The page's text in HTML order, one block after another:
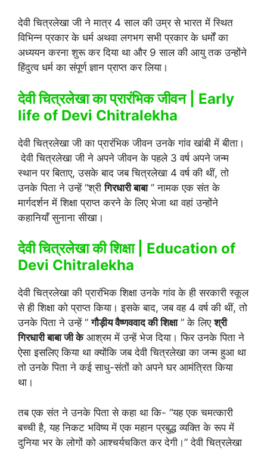
देवी चित्रलेखा जी ने मात्र 4 साल की उम्र से भारत में स्थित
विभिन्न प्रकार के धर्म अथवा लगभग सभी प्रकार के धर्मों का
अध्ययन करना शुरू कर दिया था और 9 साल की आयु तक उन्होंने
हिंदुत्व धर्म का संपूर्ण ज्ञान प्राप्त कर लिया।
देवी चित्रलेखा का प्रारंभिक जीवन | Early
life of Devi Chitralekha
देवी चित्रलेखा जी का प्रारंभिक जीवन उनके गांव खांबी में बीता।
देवी चित्रलेखा जी ने अपने जीवन के पहले 3 वर्ष अपने जन्म
स्थान पर बिताए, उसके बाद जब चित्रलेखा 4 वर्ष की थीं, तो
उनके पिता ने उन्हें “श्रीगिरधारी बाबा” नामक एक संत के
मार्गदर्शन में शिक्षा प्राप्त करने के लिए भेजा था वहां उन्होंने
कहानियाँ सुनाना सीखा।
देवी चित्रलेखा की शिक्षा | Education of
Devi Chitralekha
देवी चित्रलेखा की प्रारंभिक शिक्षा उनके गांव के ही सरकारी स्कूल
से ही शिक्षा को प्राप्त किया। इसके बाद, जब वह 4 वर्ष की थीं, तो
उनके पिता ने उन्हें ”गौड़ीय वैष्णववाद की शिक्षा” के लिएश्री
गिरधारी बाबा जी केआश्रम में उन्हें भेज दिया। फिर उनके पिता ने
ऐसा इसलिए किया था क्योंकि जब देवी चित्रलेखा का जन्म हुआ था
तो उनके पिता ने कई साधु-संतों को अपने घर आमंत्रित किया
था।
तब एक संत ने उनके पिता से कहा था कि- “यह एक चमत्कारी
बच्ची है, यह निकट भविष्य में एक महान प्रबुद्ध व्यक्ति के रूप में
दुनिया भर के लोगों को आश्चर्यचकित कर देगी।” देवी चित्रलेखा